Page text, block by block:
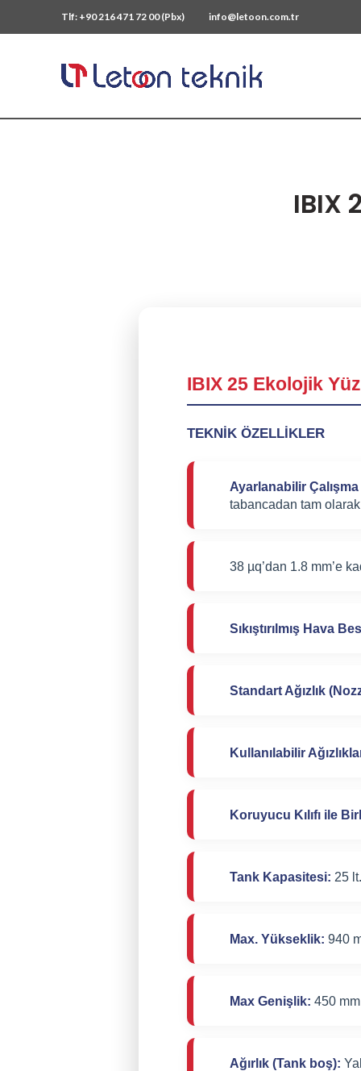
Tlf: +90 216 471 72 00 (Pbx) info@letoon.com.tr
IBIX
IBIX 25 Ekolojik
TEKNİK ÖZELLİKLER
Ayarlanabilir Çalışma
tabancadan tam
38 µq’dan 1.8 mm’e
Sıkıştırılmış Hava
Standart Ağızlık
Kullanılabilir
Koruyucu Kılıfı ile
Tank Kapasitesi: 25 lt.
Max. Yükseklik: 940
Max Genişlik: 450
Ağırlık (Tank boş):